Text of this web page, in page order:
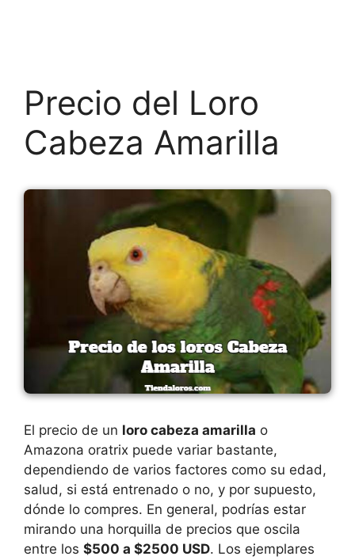
Precio del Loro
Cabeza Amarilla
El precio de un loro cabeza amarilla o
Amazona oratrix puede variar bastante,
dependiendo de varios factores como su edad,
salud, si está entrenado o no, y por supuesto,
dónde lo compres. En general, podrías estar
mirando una horquilla de precios que oscila
entre los $500 a $2500 USD. Los ejemplares